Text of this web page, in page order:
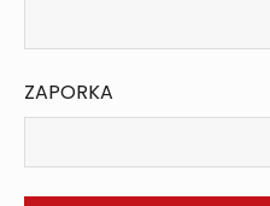
ZAPORKA